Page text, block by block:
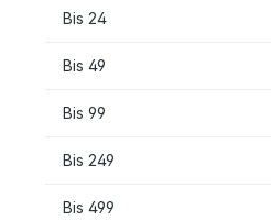
Bis 24
Bis 49
Bis 99
Bis 249
Bis 499